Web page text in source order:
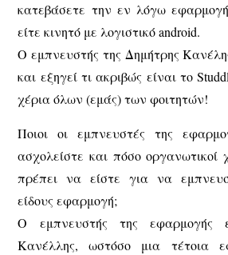
κατεβάσετε την εν λόγω
είτε κινητό με λογιστικό android.
Ο εμπνευστής της Δημήτρης
και εξηγεί τι ακριβώς είναι το
χέρια όλων (εμάς) των φοιτητών!
Ποιοι οι εμπνευστές της
ασχολείστε και πόσο
πρέπει να είστε για να
είδους εφαρμογή;
Ο εμπνευστής της εφαρμογής
Κανέλλης, ωστόσο μια τέτοια